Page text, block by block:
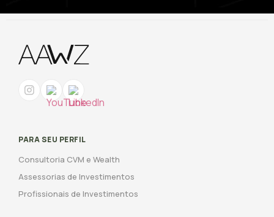
PARA SEU PERFIL
Consultoria CVM e Wealth
Assessorias de Investimentos
Profissionais de Investimentos